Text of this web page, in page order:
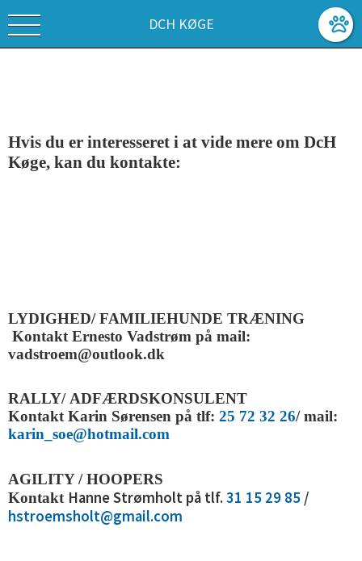
DCH KØGE
Hvis du er interesseret i at vide mere om DcH
Køge, kan du kontakte:
LYDIGHED/ FAMILIEHUNDE TRÆNING
Kontakt Ernesto Vadstrøm på mail:
vadstroem@outlook.dk
RALLY/ ADFÆRDSKONSULENT
Kontakt Karin Sørensen på tlf: 25 72 32 26/ mail:
karin_soe@hotmail.com
AGILITY / HOOPERS
Kontakt Hanne Strømholt på tlf.31 15 29 85 /
hstroemsholt@gmail.com